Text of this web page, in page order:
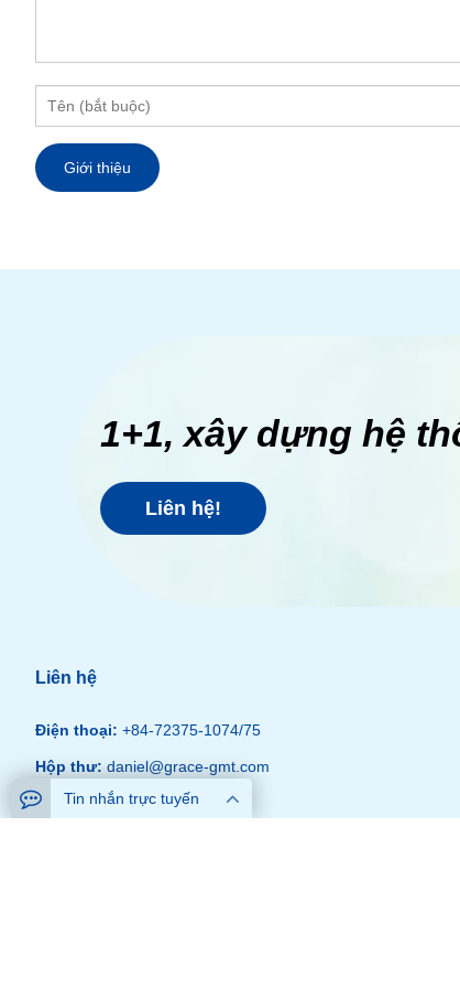
1+1, xây dựng hệ
Liên hệ!
Liên hệ
Điện thoại: +84-72375-1074/75
Hộp thư: daniel@grace-gmt.com
WhatsAPP:
Tin nhắn trực tuyến